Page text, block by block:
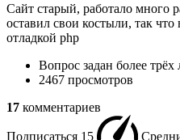
Сайт старый, работало много
оставил свои костыли, так
отладкой php
Вопрос задан более трёх
2467 просмотров
17 комментариев
Подписаться 15